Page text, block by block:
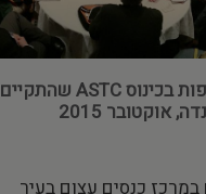
סיכום השתתפות בכינוס ASTC שהתקיים
אוקטובר 2015
כנסים עצום בעיר